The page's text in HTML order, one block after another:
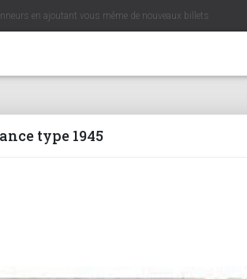
en ajoutant vous même de nouveaux billets
type 1945